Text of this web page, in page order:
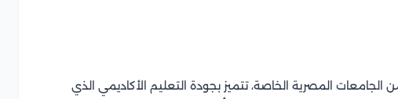
العديد من الجامعات المصرية الخاصة، تتميز بجودة التعليم الأكاديمي الذي